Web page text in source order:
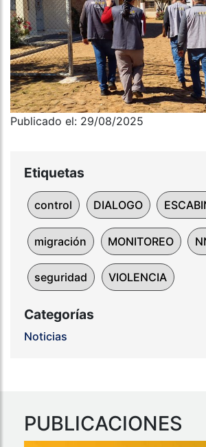
Publicado el: 29/08/2025
Etiquetas
control DIALOGO
migración MONITOREO
seguridad VIOLENCIA
Categorías
Noticias
PUBLICACIONES